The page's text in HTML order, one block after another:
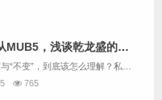
【转载】从MUB5，浅谈乾龙盛的“变”与“不变”
765